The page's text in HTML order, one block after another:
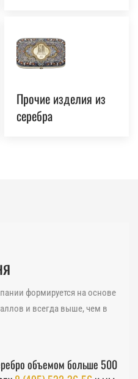
Прочие изделия из
серебра
формируется на основе
и всегда выше, чем в
объемом больше 500